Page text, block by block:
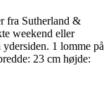
fra Sutherland &
weekend eller
1 lomme på
23 cm højde: